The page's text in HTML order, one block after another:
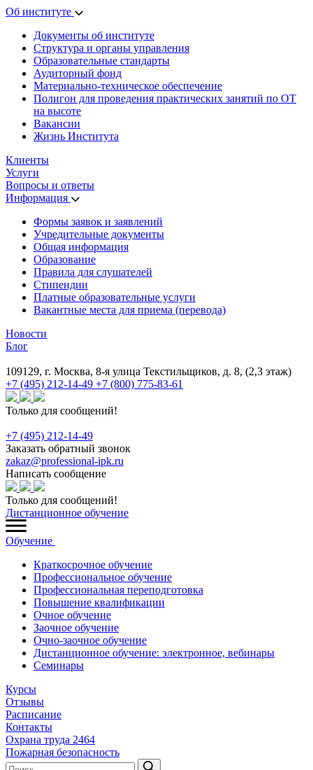
Об институте
Документы об институте
Структура и органы управления
Образовательные стандарты
Аудиторный фонд
Материально-техническое обеспечение
Полигон для проведения практических занятий по ОТ
на высоте
Вакансии
Жизнь Института
Клиенты
Услуги
Вопросы и ответы
Информация
Формы заявок и заявлений
Учредительные документы
Общая информация
Образование
Правила для слушателей
Стипендии
Платные образовательные услуги
Вакантные места для приема (перевода)
Новости
Блог
109129, г. Москва, 8-я улица Текстильщиков, д. 8, (2,3 этаж)
+7 (495) 212-14-49 +7 (800) 775-83-61
Только для сообщений!
+7 (495) 212-14-49
Заказать обратный звонок
zakaz@professional-ipk.ru
Написать сообщение
Только для сообщений!
Дистанционное обучение
Обучение
Краткосрочное обучение
Профессиональное обучение
Профессиональная переподготовка
Повышение квалификации
Очное обучение
Заочное обучение
Очно-заочное обучение
Дистанционное обучение: электронное, вебинары
Семинары
Курсы
Отзывы
Расписание
Контакты
Охрана труда 2464
Пожарная безопасность